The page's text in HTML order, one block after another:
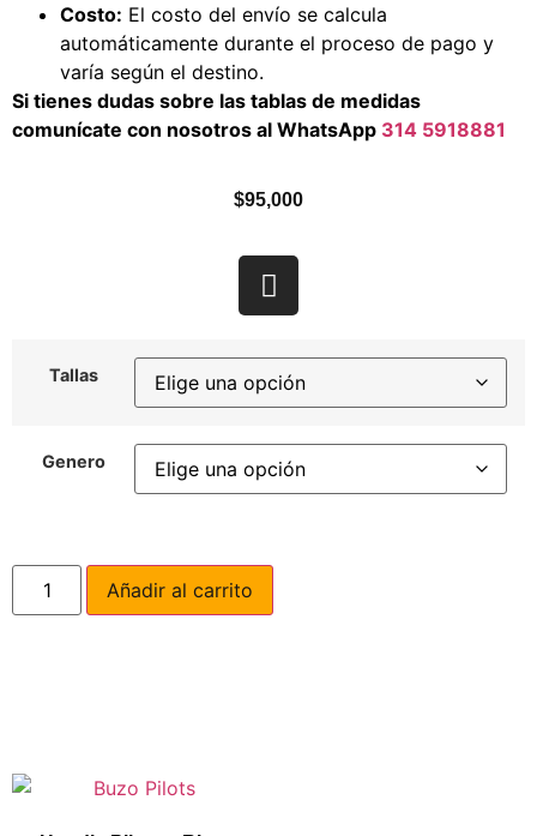
Costo: El costo del envío se calcula
automáticamente durante el proceso de pago y
varía según el destino.
Si tienes dudas sobre las tablas de medidas
comunícate con nosotros al WhatsApp 314 5918881
$95,000
Tallas
Genero
Añadir al carrito